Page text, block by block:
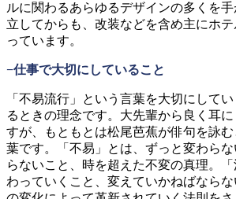
ルに関わるあらゆるデザインの多くを
立してからも、改装などを含め主にホ
っています。
−仕事で大切にしていること
「不易流行」という言葉を大切にして
るときの理念です。大先輩から良く耳
すが、もともとは松尾芭蕉が俳句を詠
葉です。「不易」とは、ずっと変わら
らないこと、時を超えた不変の真理。
わっていくこと、変えていかねばなら